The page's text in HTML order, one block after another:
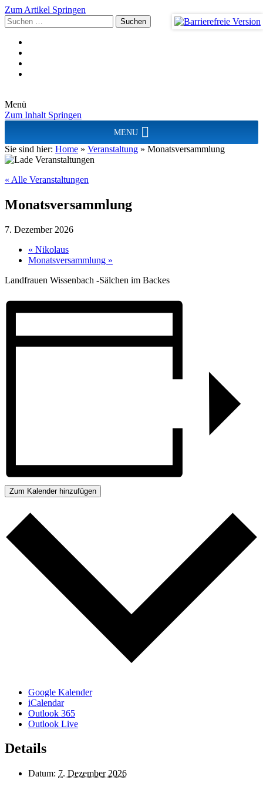
Zum Artikel Springen
Suchen
nach:
Menü
Zum Inhalt Springen
MENU
Sie sind hier: Home » Veranstaltung » Monatsversammlung
« Alle Veranstaltungen
Monatsversammlung
7. Dezember 2026
« Nikolaus
Monatsversammlung »
Landfrauen Wissenbach -Sälchen im Backes
Zum Kalender hinzufügen
Google Kalender
iCalendar
Outlook 365
Outlook Live
Details
Datum: 7. Dezember 2026